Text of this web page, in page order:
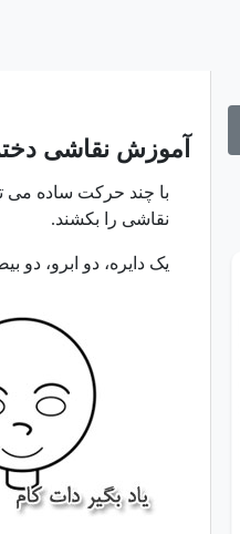
آموزش نقاشی
با چند حرکت ساده می
نقاشی را بکشند.
یک دایره، دو ابرو،